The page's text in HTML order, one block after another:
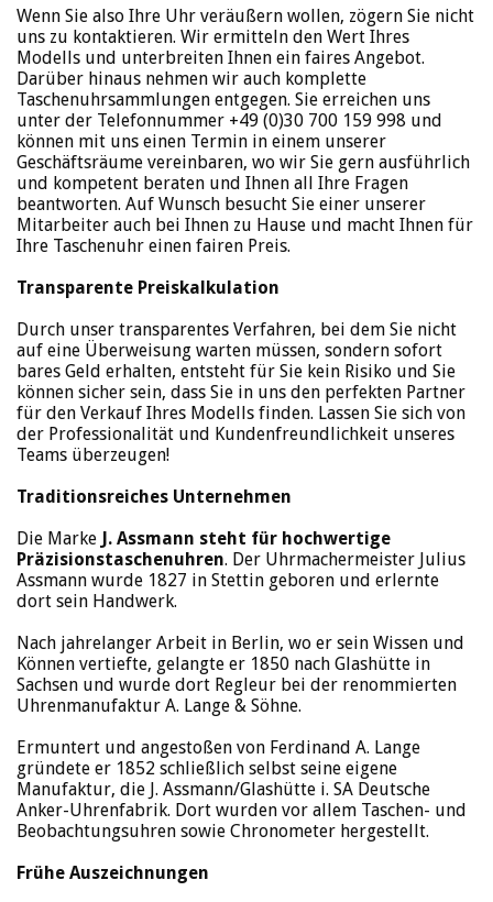
Wenn Sie also Ihre Uhr veräußern wollen, zögern Sie nicht
uns zu kontaktieren. Wir ermitteln den Wert Ihres
Modells und unterbreiten Ihnen ein faires Angebot.
Darüber hinaus nehmen wir auch komplette
Taschenuhrsammlungen entgegen. Sie erreichen uns
unter der Telefonnummer +49 (0)30 700 159 998 und
können mit uns einen Termin in einem unserer
Geschäftsräume vereinbaren, wo wir Sie gern ausführlich
und kompetent beraten und Ihnen all Ihre Fragen
beantworten. Auf Wunsch besucht Sie einer unserer
Mitarbeiter auch bei Ihnen zu Hause und macht Ihnen für
Ihre Taschenuhr einen fairen Preis.
Transparente Preiskalkulation
Durch unser transparentes Verfahren, bei dem Sie nicht
auf eine Überweisung warten müssen, sondern sofort
bares Geld erhalten, entsteht für Sie kein Risiko und Sie
können sicher sein, dass Sie in uns den perfekten Partner
für den Verkauf Ihres Modells finden. Lassen Sie sich von
der Professionalität und Kundenfreundlichkeit unseres
Teams überzeugen!
Traditionsreiches Unternehmen
Die Marke J. Assmann steht für hochwertige
Präzisionstaschenuhren. Der Uhrmachermeister Julius
Assmann wurde 1827 in Stettin geboren und erlernte
dort sein Handwerk.
Nach jahrelanger Arbeit in Berlin, wo er sein Wissen und
Können vertiefte, gelangte er 1850 nach Glashütte in
Sachsen und wurde dort Regleur bei der renommierten
Uhrenmanufaktur A. Lange & Söhne.
Ermuntert und angestoßen von Ferdinand A. Lange
gründete er 1852 schließlich selbst seine eigene
Manufaktur, die J. Assmann/Glashütte i. SA Deutsche
Anker-Uhrenfabrik. Dort wurden vor allem Taschen- und
Beobachtungsuhren sowie Chronometer hergestellt.
Frühe Auszeichnungen